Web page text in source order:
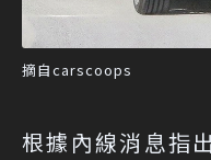
摘自carscoops
根據內線消息指